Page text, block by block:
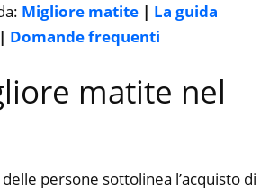
Migliore matite | La guida
| Domande frequenti
matite nel
persone sottolinea l’acquisto di